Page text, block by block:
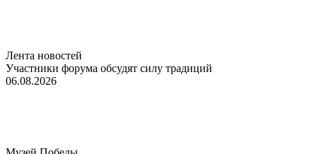
Лента новостей
Участники форума обсудят силу традиций
06.08.2026